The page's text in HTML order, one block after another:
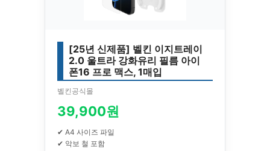
[25년 신제품] 벨킨 이지트레이
2.0 울트라 강화유리 필름 아이
폰16 프로 맥스, 1매입
벨킨공식몰
39,900원
✔ A4 사이즈 파일
✔ 악보 철 포함